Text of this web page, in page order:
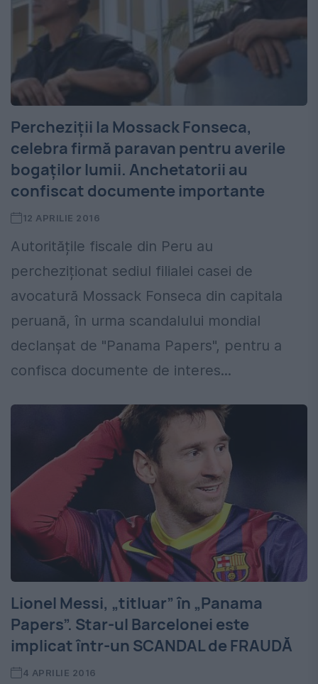
Percheziţii la Mossack Fonseca,
celebra firmă paravan pentru averile
bogaţilor lumii. Anchetatorii au
confiscat documente importante
12 APRILIE 2016
Autoritățile fiscale din Peru au
percheziționat sediul filialei casei de
avocatură Mossack Fonseca din capitala
peruană, în urma scandalului mondial
declanșat de "Panama Papers", pentru a
confisca documente de interes...
Lionel Messi, „titluar” în „Panama
Papers”. Star-ul Barcelonei este
implicat într-un SCANDAL de FRAUDĂ
4 APRILIE 2016